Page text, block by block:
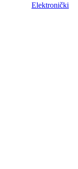
Elektronički